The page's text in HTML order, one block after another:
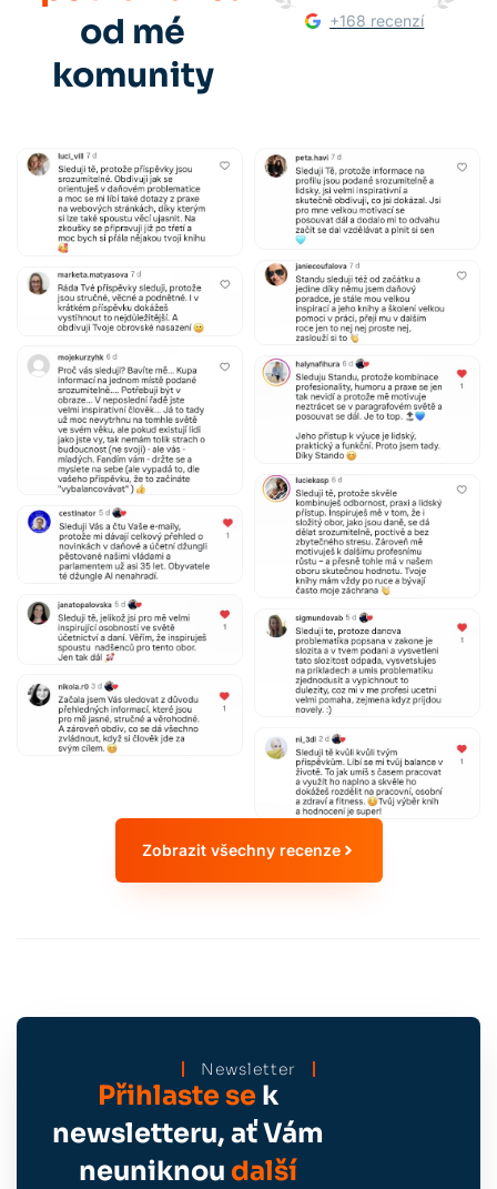
od mé
komunity
+168 recenzí
Zobrazit všechny recenze
Newsletter
Přihlaste sek
newsletteru, ať Vám
neuniknou další